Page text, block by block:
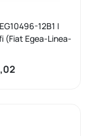
12B1 |
(Fiat Egea-Linea-
2.0Jtdm
2.0Jtdm)